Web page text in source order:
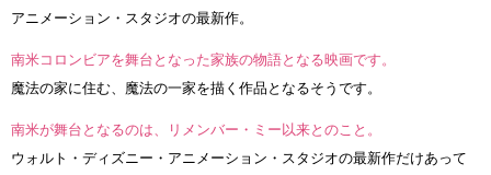
アニメーション・スタジオの最新作。
南米コロンビアを舞台となった家族の物語となる映画です。
魔法の家に住む、魔法の一家を描く作品となるそうです。
南米が舞台となるのは、リメンバー・ミー以来とのこと。
ウォルト・ディズニー・アニメーション・スタジオの最新作だけあって